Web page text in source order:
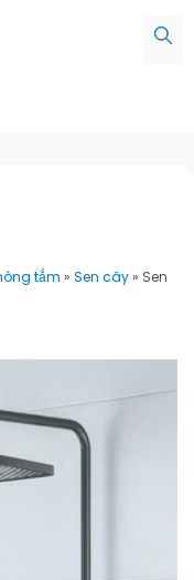
tắm » Sen cây» Sen